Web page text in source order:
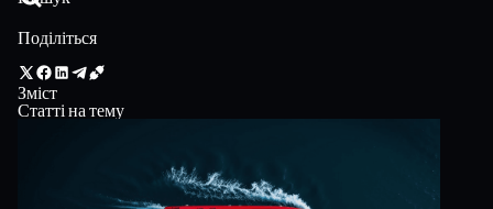
Поділіться
Зміст
Статті на тему